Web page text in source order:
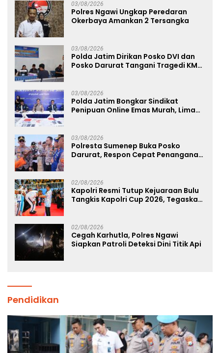
03/08/2026
Polres Ngawi Ungkap Peredaran
Okerbaya Amankan 2 Tersangka
03/08/2026
Polda Jatim Dirikan Posko DVI dan
Posko Darurat Tangani Tragedi KMP
03/08/2026
Polda Jatim Bongkar Sindikat
Penipuan Online Emas Murah, Lima
03/08/2026
Polresta Sumenep Buka Posko
Darurat, Respon Cepat Penanganan
02/08/2026
Kapolri Resmi Tutup Kejuaraan Bulu
Tangkis Kapolri Cup 2026, Tegaskan
02/08/2026
Cegah Karhutla, Polres Ngawi
Siapkan Patroli Deteksi Dini Titik Api
Pendidikan